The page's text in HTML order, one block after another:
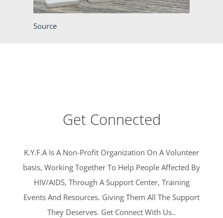
Source
Get Connected
K.Y.F.A Is A Non-Profit Organization On A Volunteer
basis, Working Together To Help People Affected By
HIV/AIDS, Through A Support Center, Training
Events And Resources. Giving Them All The Support
They Deserves. Get Connect With Us..